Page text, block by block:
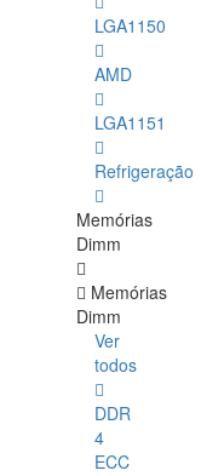
LGA1150
AMD
LGA1151
Refrigeração
Memórias
Dimm
Memórias
Dimm
Ver
todos
DDR
4
ECC